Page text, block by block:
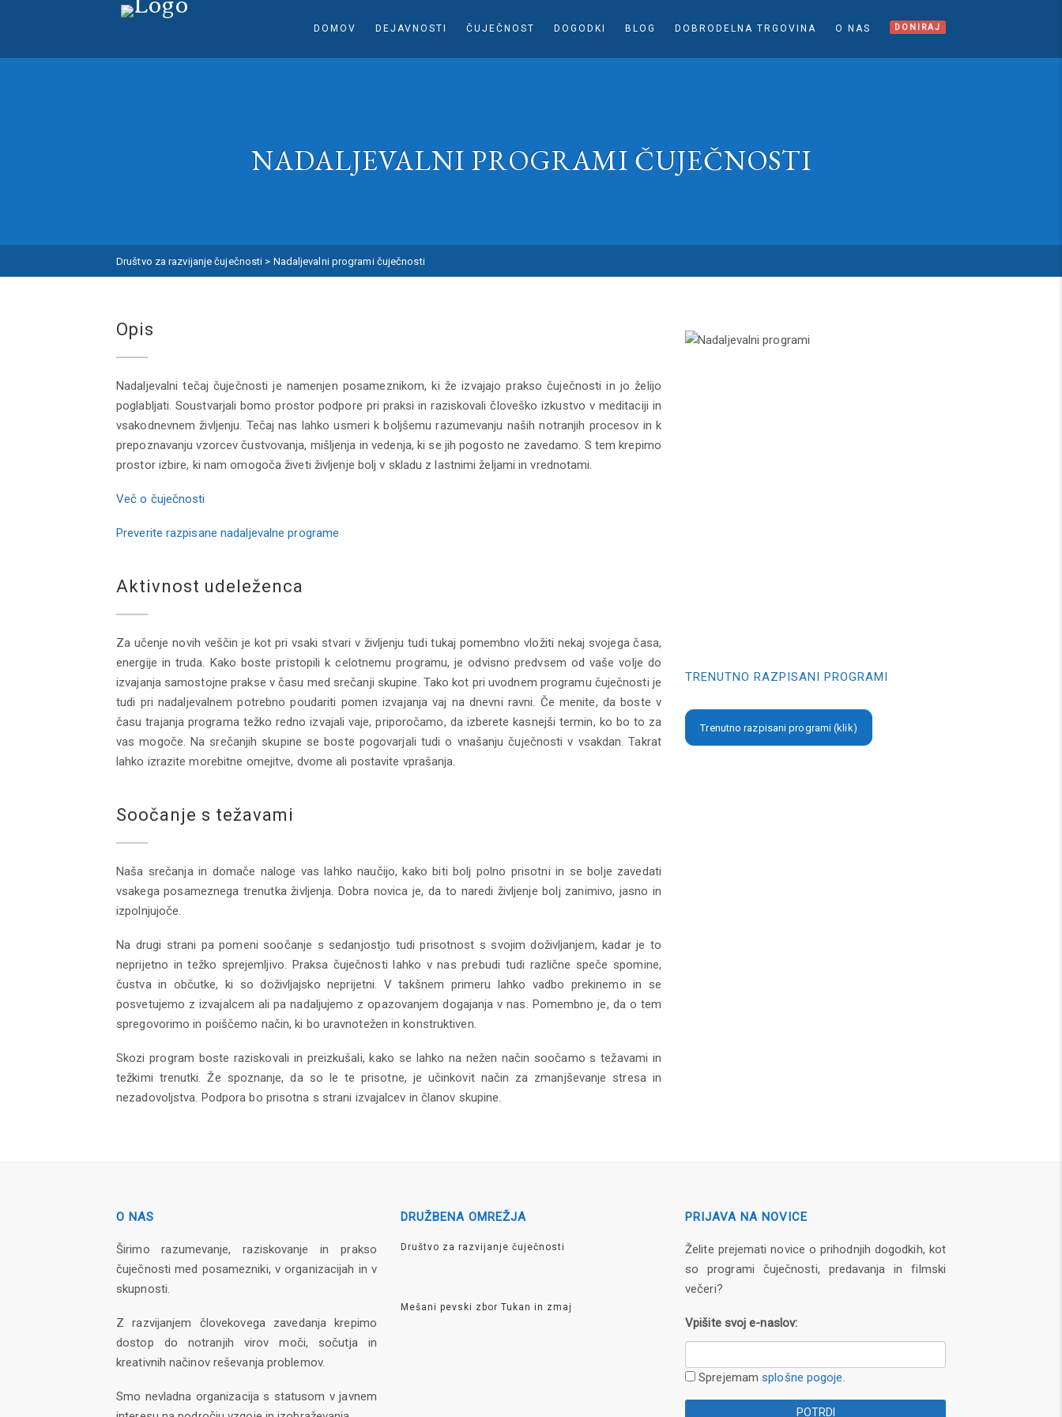
DOMOV DEJAVNOSTI ČUJEČNOST DOGODKI BLOG DOBRODELNA TRGOVINA O NAS DONIRAJ
NADALJEVALNI PROGRAMI ČUJEČNOSTI
Društvo za razvijanje čuječnosti > Nadaljevalni programi čuječnosti
Opis
Nadaljevalni tečaj čuječnosti je namenjen posameznikom, ki že izvajajo prakso čuječnosti in jo želijo
poglabljati. Soustvarjali bomo prostor podpore pri praksi in raziskovali človeško izkustvo v meditaciji in
vsakodnevnem življenju. Tečaj nas lahko usmeri k boljšemu razumevanju naših notranjih procesov in k
prepoznavanju vzorcev čustvovanja, mišljenja in vedenja, ki se jih pogosto ne zavedamo. S tem krepimo
prostor izbire, ki nam omogoča živeti življenje bolj v skladu z lastnimi željami in vrednotami.
Več o čuječnosti
Preverite razpisane nadaljevalne programe
Aktivnost udeleženca
Za učenje novih veščin je kot pri vsaki stvari v življenju tudi tukaj pomembno vložiti nekaj svojega časa,
energije in truda. Kako boste pristopili k celotnemu programu, je odvisno predvsem od vaše volje do
izvajanja samostojne prakse v času med srečanji skupine. Tako kot pri uvodnem programu čuječnosti je
tudi pri nadaljevalnem potrebno poudariti pomen izvajanja vaj na dnevni ravni. Če menite, da boste v
času trajanja programa težko redno izvajali vaje, priporočamo, da izberete kasnejši termin, ko bo to za
vas mogoče. Na srečanjih skupine se boste pogovarjali tudi o vnašanju čuječnosti v vsakdan. Takrat
lahko izrazite morebitne omejitve, dvome ali postavite vprašanja.
Soočanje s težavami
Naša srečanja in domače naloge vas lahko naučijo, kako biti bolj polno prisotni in se bolje zavedati
vsakega posameznega trenutka življenja. Dobra novica je, da to naredi življenje bolj zanimivo, jasno in
izpolnjujoče.
Na drugi strani pa pomeni soočanje s sedanjostjo tudi prisotnost s svojim doživljanjem, kadar je to
neprijetno in težko sprejemljivo. Praksa čuječnosti lahko v nas prebudi tudi različne speče spomine,
čustva in občutke, ki so doživljajsko neprijetni. V takšnem primeru lahko vadbo prekinemo in se
posvetujemo z izvajalcem ali pa nadaljujemo z opazovanjem dogajanja v nas. Pomembno je, da o tem
spregovorimo in poiščemo način, ki bo uravnotežen in konstruktiven.
Skozi program boste raziskovali in preizkušali, kako se lahko na nežen način soočamo s težavami in
težkimi trenutki. Že spoznanje, da so le te prisotne, je učinkovit način za zmanjševanje stresa in
nezadovoljstva. Podpora bo prisotna s strani izvajalcev in članov skupine.
TRENUTNO RAZPISANI PROGRAMI
Trenutno razpisani programi (klik)
O NAS
Širimo razumevanje, raziskovanje in prakso
čuječnosti med posamezniki, v organizacijah in v
skupnosti.
Z razvijanjem človekovega zavedanja krepimo
dostop do notranjih virov moči, sočutja in
kreativnih načinov reševanja problemov.
Smo nevladna organizacija s statusom v javnem
DRUŽBENA OMREŽJA
Društvo za razvijanje čuječnosti
Mešani pevski zbor Tukan in zmaj
PRIJAVA NA NOVICE
Želite prejemati novice o prihodnjih dogodkih, kot
so programi čuječnosti, predavanja in filmski
večeri?
Vpišite svoj e-naslov:
Sprejemamsplošne pogoje.